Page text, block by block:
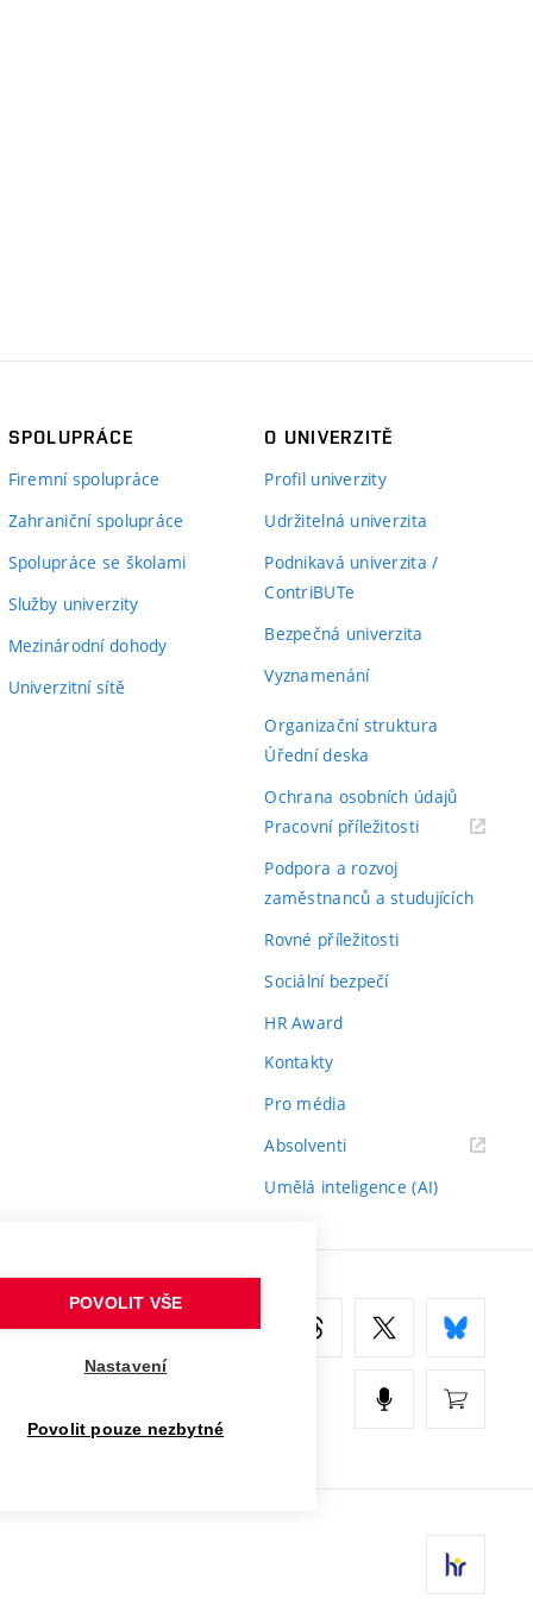
SPOLUPRÁCE
Firemní spolupráce
Zahraniční spolupráce
Spolupráce se školami
Služby univerzity
Mezinárodní dohody
Univerzitní sítě
O UNIVERZITĚ
Profil univerzity
Udržitelná univerzita
Podnikavá univerzita /
ContriBUTe
Bezpečná univerzita
Vyznamenání
Organizační struktura
Úřední deska
Ochrana osobních údajů
Pracovní příležitosti(externí
Podpora a rozvoj
zaměstnanců a studujících
Rovné příležitosti
Sociální bezpečí
HR Award
Kontakty
Pro média
Absolventi(externí
Umělá inteligence (AI)
POVOLIT VŠE
Nastavení
Povolit pouze nezbytné